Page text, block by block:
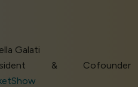
Galati
& Cofounder